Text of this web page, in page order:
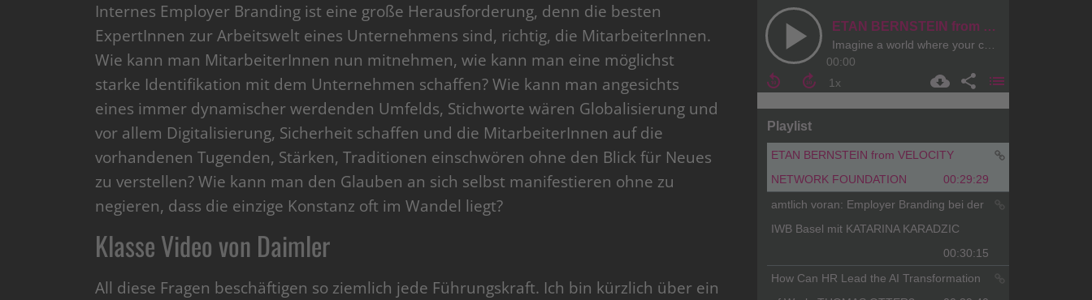
Internes Employer Branding ist eine große Herausforderung, denn die besten
ExpertInnen zur Arbeitswelt eines Unternehmens sind, richtig, die MitarbeiterInnen.
Wie kann man MitarbeiterInnen nun mitnehmen, wie kann man eine möglichst
starke Identifikation mit dem Unternehmen schaffen? Wie kann man angesichts
eines immer dynamischer werdenden Umfelds, Stichworte wären Globalisierung und
vor allem Digitalisierung, Sicherheit schaffen und die MitarbeiterInnen auf die
vorhandenen Tugenden, Stärken, Traditionen einschwören ohne den Blick für Neues
zu verstellen? Wie kann man den Glauben an sich selbst manifestieren ohne zu
negieren, dass die einzige Konstanz oft im Wandel liegt?
Klasse Video von Daimler
All diese Fragen beschäftigen so ziemlich jede Führungskraft. Ich bin kürzlich über ein